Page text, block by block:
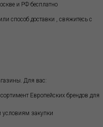
и РФ бесплатно
способ доставки , свяжитесь с
Для вас:
Европейских брендов для
условиям закупки